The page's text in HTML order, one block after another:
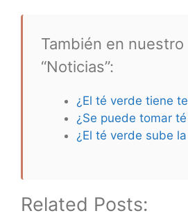
También en nuestro
“Noticias”:
¿El té verde tiene
¿Se puede tomar
¿El té verde sube
Related Posts: